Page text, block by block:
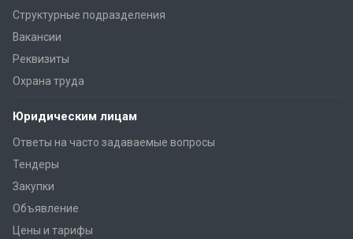
Структурные подразделения
Вакансии
Реквизиты
Охрана труда
Юридическим лицам
Ответы на часто задаваемые вопросы
Тендеры
Закупки
Объявление
Цены и тарифы